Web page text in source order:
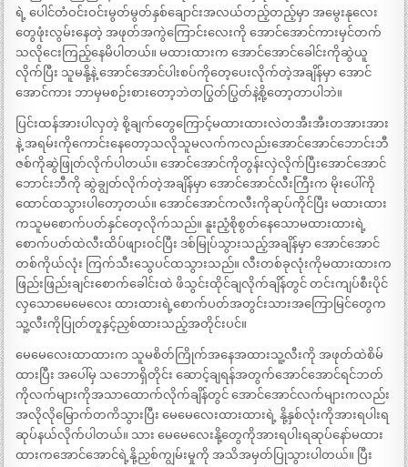
ရဲ့ ပေါင်တံဝင်းဝင်းမွတ်မွတ်နှစ်ချောင်းအလယ်တည့်တည့်မှာ အမွေးနုလေး
တွေဖုံးလွမ်းနေတဲ့ အဖုတ်အကွဲကြောင်းလေးကို အောင်အောင်ကားမှင်တက်
သလိုငေးကြည့်နေမိပါတယ်။ မထားထားက အောင်အောင်ခေါင်းကိုဆွဲယူ
လိုက်ပြီး သူမနို့နဲ့ အောင်အောင်ပါးစပ်ကိုတေ့ပေးလိုက်တဲ့အချိန်မှာ အောင်
အောင်ကား ဘာမှမစဉ်းစားတော့ဘဲတပြွတ်ပြွတ်နဲ့စို့တော့တာပါဘဲ။
ပြင်းထန်အားပါလှတဲ့ စို့ချက်တွေကြောင့်မထားထားလဲတအီးအီးတအားအား
နဲ့ အရမ်းကိုကောင်းနေတော့သလိုသူမလက်ကလည်းအောင်အောင်ဘောင်းဘီ
ဇစ်ကိုဆွဲဖြုတ်လိုက်ပါတယ်။ အောင်အောင်ကိုတွန်းလှဲလိုက်ပြီးအောင်အောင်
ဘောင်းဘီကို ဆွဲချွတ်လိုက်တဲ့အချိန်မှာ အောင်အောင်လီးကြီးက မိုးပေါ်ကို
ထောင်ထသွားပါတော့တယ်။ အောင်အောင်ကလီးကိုဆုပ်ကိုင်ပြီး မထားထား
ကသူမစောက်ပတ်နှင်တေ့လိုက်သည်။ နူးညံ့စိုစွတ်နေသောမထားထားရဲ့
စောက်ပတ်ထဲလီးထိပ်ဖျားဝင်ပြီး ဒစ်မြုပ်သွားသည့်အချိန်မှာ အောင်အောင်
တစ်ကိုယ်လုံး ကြက်သီးသွေပင်ထသွားသည်။ လီးတစ်ခုလုံးကိုမထားထားက
ဖြည်းဖြည်းချင်းစောက်ခေါင်းထဲ ဖိသွင်းထိုင်ချလိုက်ချိန်တွင် တင်းကျပ်စီးပိုင်
လှသောမေမေလေး ထားထားရဲ့စောက်ပတ်အတွင်းသားအကြောမြင်တွေက
သူ့လီးကိုပြုတ်တူနှင့်ညှစ်ထားသည့်အတိုင်းပင်။
မေမေလေးထာထားက သူမစိတ်ကြိုက်အနေအထားသူ့လီးကို အဖုတ်ထဲစိမ်
ထားပြီး အပေါ်မှ သဘောရှိတိုင်း ဆောင့်ချရန်အတွက်အောင်အောင်ရင်ဘတ်
ကိုလက်များကိုအသာထောက်လိုက်ချိန်တွင် အောင်အောင်လက်များကလည်း
အလိုလိုမြောက်တကိသွားပြီး မေမေလေးထားထားရဲ့ နို့နှစ်လုံးကိုအားရပါးရ
ဆုပ်နယ်လိုက်ပါတယ်။ သား မေမေလေးနို့တွေကိုအားရပါးရဆုပ်နော်မထား
ထားကအောင်အောင်ရဲ့နို့ညှစ်ကျွမ်းမှုကို အသိအမှတ်ပြုသွားပါတယ်။ ပြီး